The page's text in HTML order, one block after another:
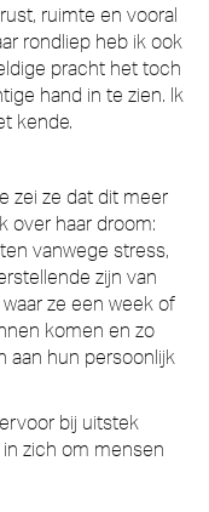
ruimte en vooral
rondliep heb ik ook
pracht het toch
hand in te zien. Ik
kende.
zei ze dat dit meer
over haar droom:
vanwege stress,
zijn van
ze een week of
komen en zo
aan hun persoonlijk
bij uitstek
zich om mensen